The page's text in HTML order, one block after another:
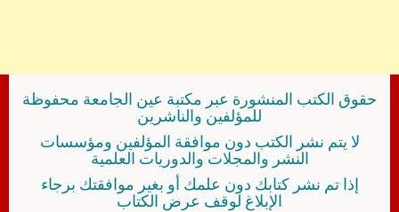
حقوق الكتب المنشورة عبر مكتبة عين الجامعة محفوظة
للمؤلفين والناشرين
لا يتم نشر الكتب دون موافقة المؤلفين ومؤسسات
النشر والمجلات والدوريات العلمية
إذا تم نشر كتابك دون علمك أو بغير موافقتك برجاء
الإبلاغ لوقف عرض الكتاب